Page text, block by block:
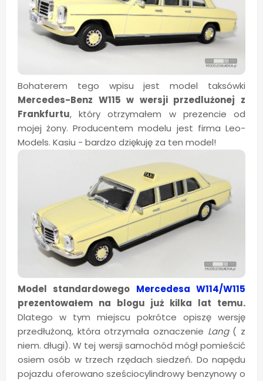
Bohaterem tego wpisu jest model taksówki
Mercedes-Benz W115 w wersji przedlużonej z
Frankfurtu, który otrzymałem w prezencie od
mojej żony. Producentem modelu jest firma Leo-
Models. Kasiu - bardzo dziękuję za ten model!
Model standardowego Mercedesa W114/W115
prezentowałem na blogu już kilka lat temu.
Dlatego w tym miejscu pokrótce opiszę wersję
przedłużoną, która otrzymała oznaczenie Lang ( z
niem. długi). W tej wersji samochód mógł pomieścić
osiem osób w trzech rzędach siedzeń. Do napędu
pojazdu oferowano sześciocylindrowy benzynowy o